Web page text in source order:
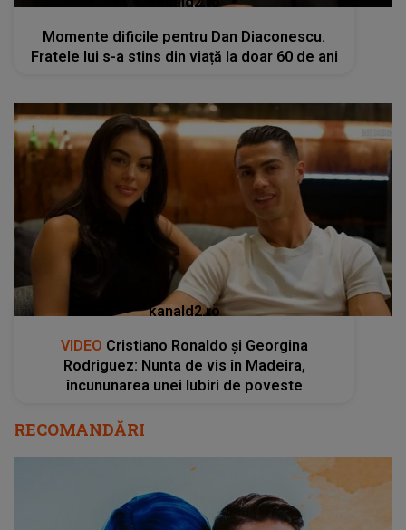
Momente dificile pentru Dan Diaconescu.
Fratele lui s-a stins din viață la doar 60 de ani
kanald2.ro
VIDEO Cristiano Ronaldo și Georgina
Rodriguez: Nunta de vis în Madeira,
încununarea unei Iubiri de poveste
RECOMANDĂRI